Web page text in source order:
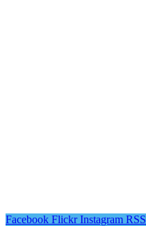
Facebook Flickr Instagram RSS